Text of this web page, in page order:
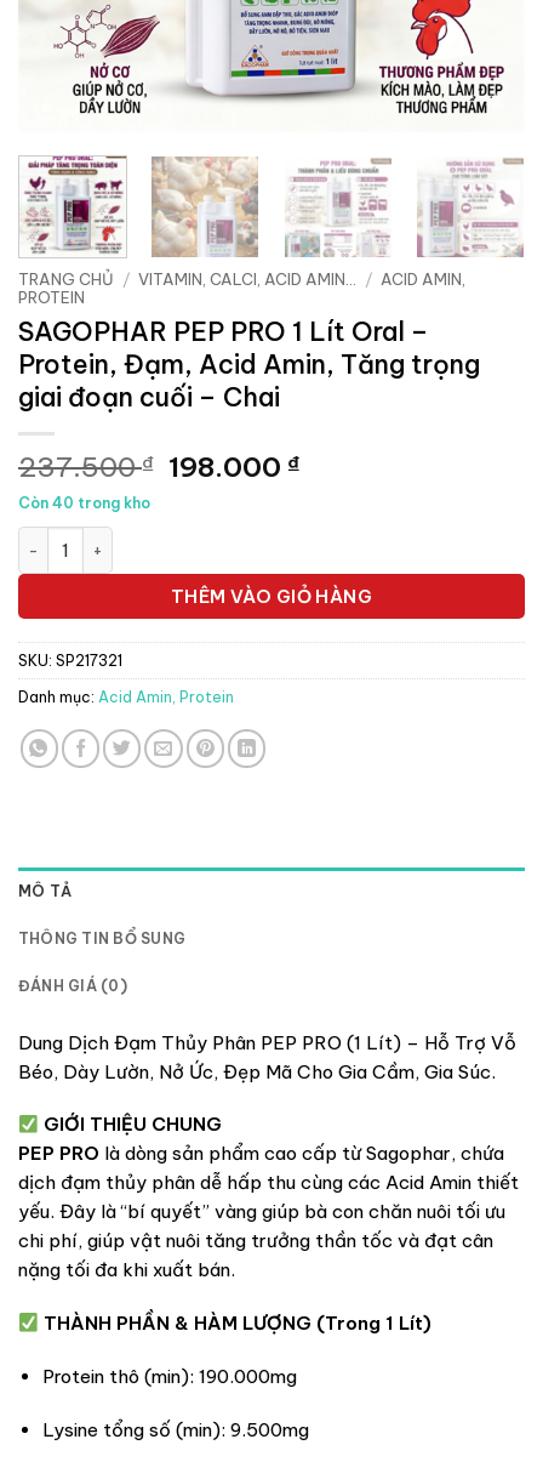
TRANG CHỦ / VITAMIN, CALCI, ACID AMIN... / ACID AMIN,
PROTEIN
SAGOPHAR PEP PRO 1 Lít Oral –
Protein, Đạm, Acid Amin, Tăng trọng
giai đoạn cuối – Chai
237.500₫ Giá
198.000 ₫Giá
198.000 ₫.
Còn 40 trong kho
THÊM VÀO GIỎ HÀNG
SKU: SP217321
Danh mục: Acid Amin, Protein
MÔ TẢ
THÔNG TIN BỔ SUNG
ĐÁNH GIÁ (0)
Dung Dịch Đạm Thủy Phân PEP PRO (1 Lít) – Hỗ Trợ Vỗ
Béo, Dày Lườn, Nở Ức, Đẹp Mã Cho Gia Cầm, Gia Súc.
GIỚI THIỆU CHUNG
PEP PRO là dòng sản phẩm cao cấp từ Sagophar, chứa
dịch đạm thủy phân dễ hấp thu cùng các Acid Amin thiết
yếu. Đây là “bí quyết” vàng giúp bà con chăn nuôi tối ưu
chi phí, giúp vật nuôi tăng trưởng thần tốc và đạt cân
nặng tối đa khi xuất bán.
THÀNH PHẦN & HÀM LƯỢNG (Trong 1 Lít)
Protein thô (min): 190.000mg
Lysine tổng số (min): 9.500mg